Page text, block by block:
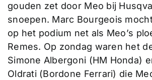
gouden zet door Meo bij
snoepen. Marc Bourgeois
op het podium net als Meo’s
Remes. Op zondag waren het
Simone Albergoni (HM Honda)
Oldrati (Bordone Ferrari) die